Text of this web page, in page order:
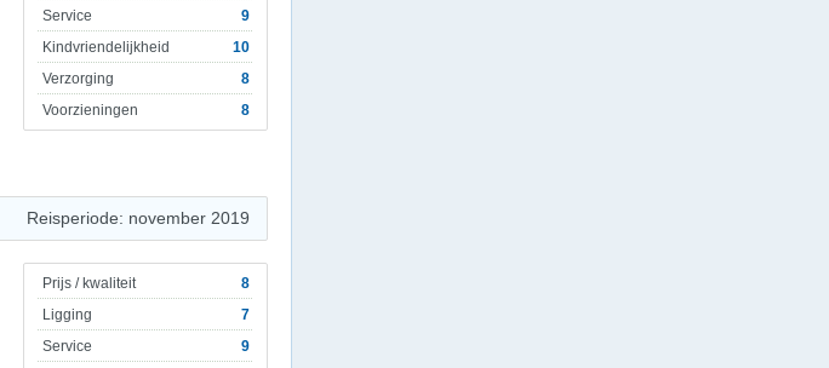
Service
9
Kindvriendelijkheid
10
Verzorging
8
Voorzieningen
8
Reisperiode: november 2019
Prijs / kwaliteit
8
Ligging
7
Service
9